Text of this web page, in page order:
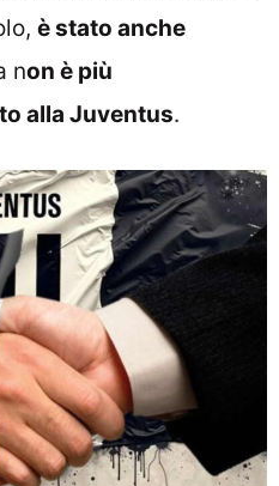
è stato anche
non è più
alla Juventus.